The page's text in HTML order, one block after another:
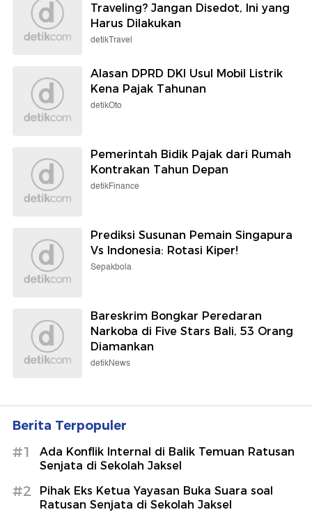
Traveling? Jangan Disedot, Ini yang
Harus Dilakukan
detikTravel
Alasan DPRD DKI Usul Mobil Listrik
Kena Pajak Tahunan
detikOto
Pemerintah Bidik Pajak dari Rumah
Kontrakan Tahun Depan
detikFinance
Prediksi Susunan Pemain Singapura
Vs Indonesia: Rotasi Kiper!
Sepakbola
Bareskrim Bongkar Peredaran
Narkoba di Five Stars Bali, 53 Orang
Diamankan
detikNews
Berita Terpopuler
#1
Ada Konflik Internal di Balik Temuan Ratusan
Senjata di Sekolah Jaksel
#2
Pihak Eks Ketua Yayasan Buka Suara soal
Ratusan Senjata di Sekolah Jaksel